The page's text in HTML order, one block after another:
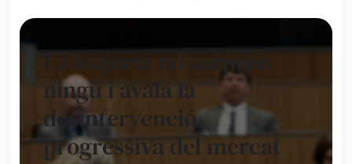
La majoria no sorprèn
ningú i avala la
desintervenció
progressiva del mercat